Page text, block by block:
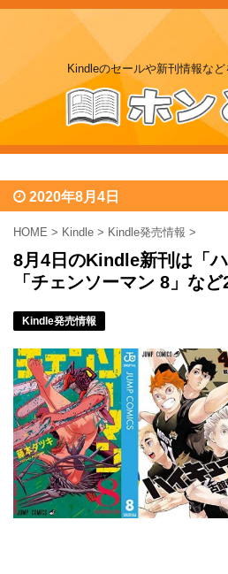
Kindleのセールや新刊情報な
2020年8月4日
HOME > Kindle > Kindle発売情報 >
8月4日のKindle新刊は「ハ
「チェンソーマン 8」な
Kindle発売情報